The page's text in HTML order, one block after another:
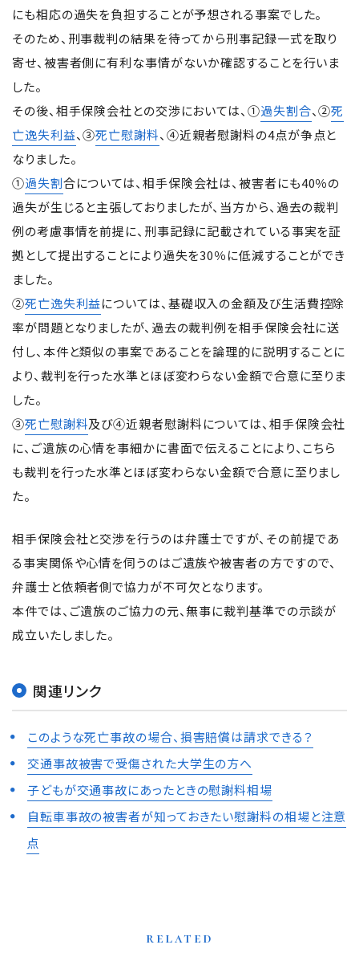
にも相応の過失を負担することが予想される事案でした。
そのため、刑事裁判の結果を待ってから刑事記録一式を取り
寄せ、被害者側に有利な事情がないか確認することを行いま
した。
その後、相手保険会社との交渉においては、①過失割合、②死
亡逸失利益、③死亡慰謝料、④近親者慰謝料の4点が争点と
なりました。
①過失割合については、相手保険会社は、被害者にも40％の
過失が生じると主張しておりましたが、当方から、過去の裁判
例の考慮事情を前提に、刑事記録に記載されている事実を証
拠として提出することにより過失を30％に低減することができ
ました。
②死亡逸失利益については、基礎収入の金額及び生活費控除
率が問題となりましたが、過去の裁判例を相手保険会社に送
付し、本件と類似の事案であることを論理的に説明することに
より、裁判を行った水準とほぼ変わらない金額で合意に至りま
した。
③死亡慰謝料及び④近親者慰謝料については、相手保険会社
に、ご遺族の心情を事細かに書面で伝えることにより、こちら
も裁判を行った水準とほぼ変わらない金額で合意に至りまし
た。
相手保険会社と交渉を行うのは弁護士ですが、その前提であ
る事実関係や心情を伺うのはご遺族や被害者の方ですので、
弁護士と依頼者側で協力が不可欠となります。
本件では、ご遺族のご協力の元、無事に裁判基準での示談が
成立いたしました。
関連リンク
このような死亡事故の場合、損害賠償は請求できる？
交通事故被害で受傷された大学生の方へ
子どもが交通事故にあったときの慰謝料相場
自転車事故の被害者が知っておきたい慰謝料の相場と注意
点
related